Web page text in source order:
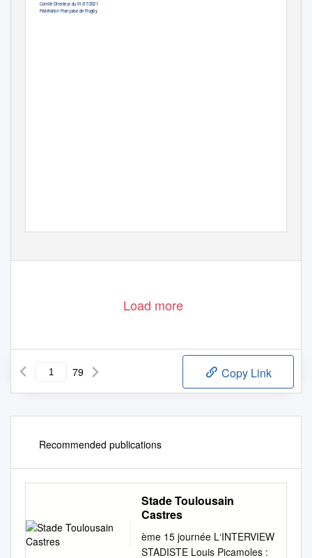
Comité Directeur du 01/07/2021
Fédération Française de Rugby
Load more
79 Copy Link
Recommended publications
Stade Toulousain
Castres
ème 15 journée L‘INTERVIEW
STADISTE Louis Picamoles :